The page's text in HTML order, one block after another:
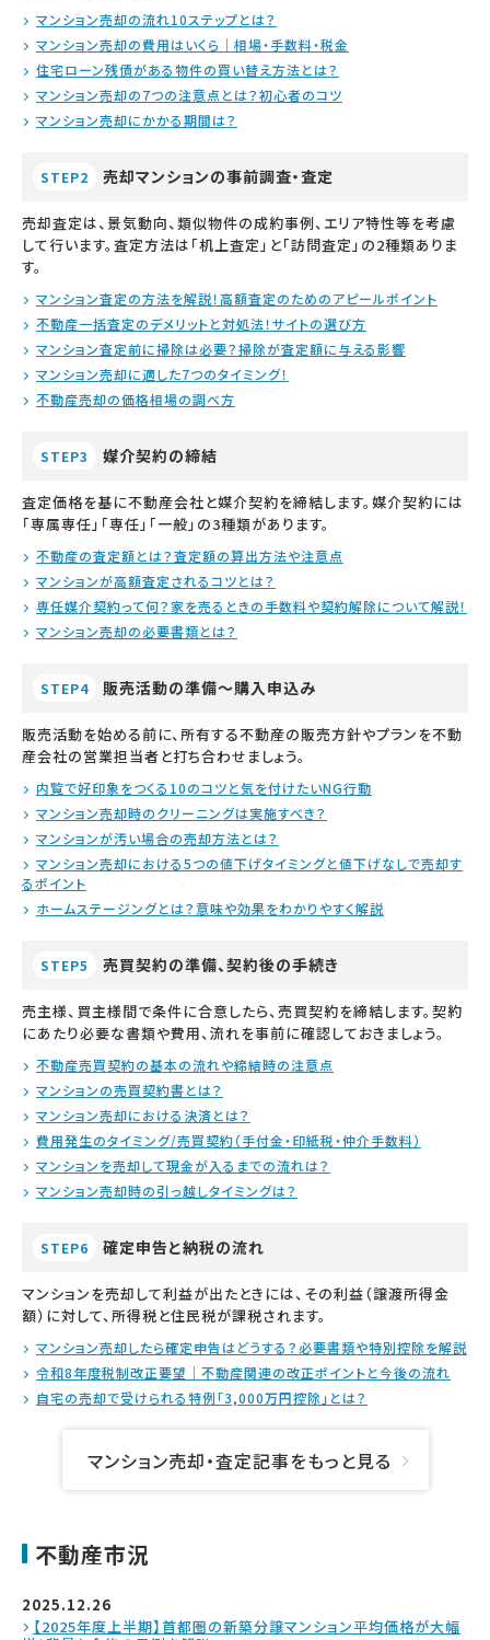
マンション売却の流れ10ステップとは？
マンション売却の費用はいくら｜相場・手数料・税金
住宅ローン残債がある物件の買い替え方法とは？
マンション売却の7つの注意点とは？初心者のコツ
マンション売却にかかる期間は？
STEP2 売却マンションの事前調査・査定
売却査定は、景気動向、類似物件の成約事例、エリア特性等を考慮
して行います。査定方法は「机上査定」と「訪問査定」の2種類ありま
す。
マンション査定の方法を解説！高額査定のためのアピールポイント
不動産一括査定のデメリットと対処法！サイトの選び方
マンション査定前に掃除は必要？掃除が査定額に与える影響
マンション売却に適した7つのタイミング！
不動産売却の価格相場の調べ方
STEP3 媒介契約の締結
査定価格を基に不動産会社と媒介契約を締結します。媒介契約には
「専属専任」「専任」「一般」の3種類があります。
不動産の査定額とは？査定額の算出方法や注意点
マンションが高額査定されるコツとは？
専任媒介契約って何？家を売るときの手数料や契約解除について解説！
マンション売却の必要書類とは？
STEP4 販売活動の準備～購入申込み
販売活動を始める前に、所有する不動産の販売方針やプランを不動
産会社の営業担当者と打ち合わせましょう。
内覧で好印象をつくる10のコツと気を付けたいNG行動
マンション売却時のクリーニングは実施すべき？
マンションが汚い場合の売却方法とは？
マンション売却における5つの値下げタイミングと値下げなしで売却す
るポイント
ホームステージングとは？意味や効果をわかりやすく解説
STEP5 売買契約の準備、契約後の手続き
売主様、買主様間で条件に合意したら、売買契約を締結します。契約
にあたり必要な書類や費用、流れを事前に確認しておきましょう。
不動産売買契約の基本の流れや締結時の注意点
マンションの売買契約書とは？
マンション売却における決済とは？
費用発生のタイミング/売買契約（手付金・印紙税・仲介手数料）
マンションを売却して現金が入るまでの流れは？
マンション売却時の引っ越しタイミングは？
STEP6 確定申告と納税の流れ
マンションを売却して利益が出たときには、その利益（譲渡所得金
額）に対して、所得税と住民税が課税されます。
マンション売却したら確定申告はどうする？必要書類や特別控除を解説
令和8年度税制改正要望｜不動産関連の改正ポイントと今後の流れ
自宅の売却で受けられる特例「3,000万円控除」とは？
マンション売却・査定記事をもっと見る
不動産市況
2025.12.26
【2025年度上半期】首都圏の新築分譲マンション平均価格が大幅